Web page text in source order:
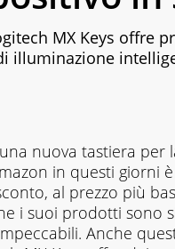
MX Keys offre
illuminazione
nuova tastiera per
in questi giorni
al prezzo più
i suoi prodotti sono
Anche